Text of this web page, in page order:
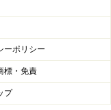
2月18日生ま
ーポリシー
標・免責
プ